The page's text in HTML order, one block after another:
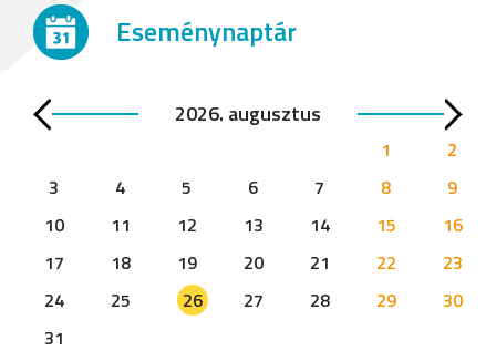
Eseménynaptár
2026. augusztus
1
2
3
4 5 6 7 8
9
10
11 12 13 14 15
16
17
18 19 20 21 22
23
24
25 26 27 28 29
30
31